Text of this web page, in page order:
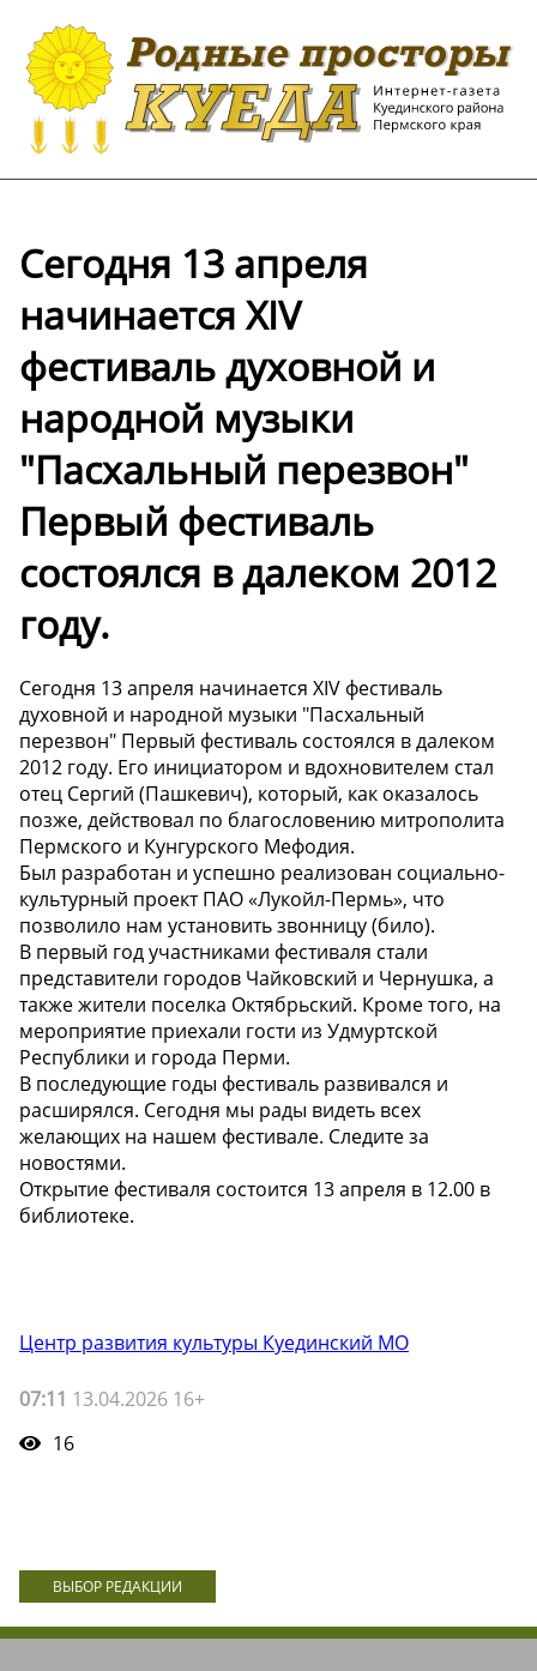
Сегодня 13 апреля
начинается XIV
фестиваль духовной и
народной музыки
"Пасхальный перезвон"
Первый фестиваль
состоялся в далеком 2012
году.
Сегодня 13 апреля начинается XIV фестиваль
духовной и народной музыки "Пасхальный
перезвон" Первый фестиваль состоялся в далеком
2012 году. Его инициатором и вдохновителем стал
отец Сергий (Пашкевич), который, как оказалось
позже, действовал по благословению митрополита
Пермского и Кунгурского Мефодия.
Был разработан и успешно реализован социально-
культурный проект ПАО «Лукойл-Пермь», что
позволило нам установить звонницу (било).
В первый год участниками фестиваля стали
представители городов Чайковский и Чернушка, а
также жители поселка Октябрьский. Кроме того, на
мероприятие приехали гости из Удмуртской
Республики и города Перми.
В последующие годы фестиваль развивался и
расширялся. Сегодня мы рады видеть всех
желающих на нашем фестивале. Следите за
новостями.
Открытие фестиваля состоится 13 апреля в 12.00 в
библиотеке.
Центр развития культуры Куединский МО
07:11 13.04.2026 16+
16
ВЫБОР РЕДАКЦИИ